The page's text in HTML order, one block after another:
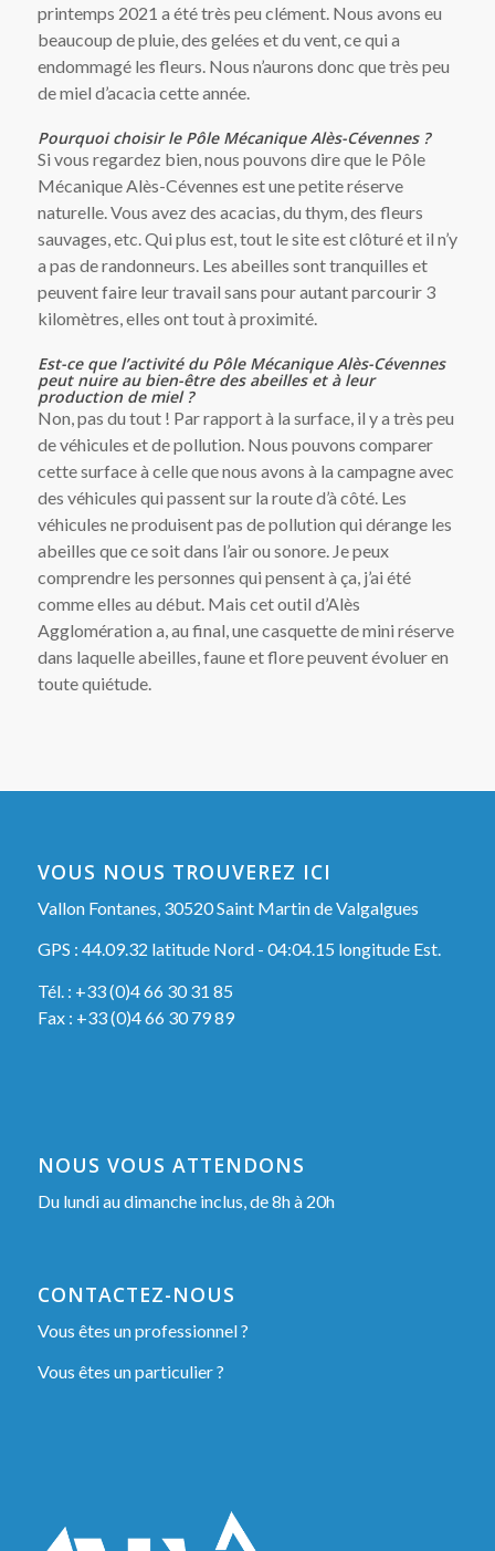
printemps 2021 a été très peu clément. Nous avons eu
beaucoup de pluie, des gelées et du vent, ce qui a
endommagé les fleurs. Nous n’aurons donc que très peu
de miel d’acacia cette année.
Pourquoi choisir le Pôle Mécanique Alès-Cévennes ?
Si vous regardez bien, nous pouvons dire que le Pôle
Mécanique Alès-Cévennes est une petite réserve
naturelle. Vous avez des acacias, du thym, des fleurs
sauvages, etc. Qui plus est, tout le site est clôturé et il n’y
a pas de randonneurs. Les abeilles sont tranquilles et
peuvent faire leur travail sans pour autant parcourir 3
kilomètres, elles ont tout à proximité.
Est-ce que l’activité du Pôle Mécanique Alès-Cévennes
peut nuire au bien-être des abeilles et à leur
production de miel ?
Non, pas du tout ! Par rapport à la surface, il y a très peu
de véhicules et de pollution. Nous pouvons comparer
cette surface à celle que nous avons à la campagne avec
des véhicules qui passent sur la route d’à côté. Les
véhicules ne produisent pas de pollution qui dérange les
abeilles que ce soit dans l’air ou sonore. Je peux
comprendre les personnes qui pensent à ça, j’ai été
comme elles au début. Mais cet outil d’Alès
Agglomération a, au final, une casquette de mini réserve
dans laquelle abeilles, faune et flore peuvent évoluer en
toute quiétude.
VOUS NOUS TROUVEREZ ICI
Vallon Fontanes, 30520 Saint Martin de Valgalgues
GPS : 44.09.32 latitude Nord - 04:04.15 longitude Est.
Tél. : +33 (0)4 66 30 31 85
Fax : +33 (0)4 66 30 79 89
NOUS VOUS ATTENDONS
Du lundi au dimanche inclus, de 8h à 20h
CONTACTEZ-NOUS
Vous êtes un professionnel ?
Vous êtes un particulier ?